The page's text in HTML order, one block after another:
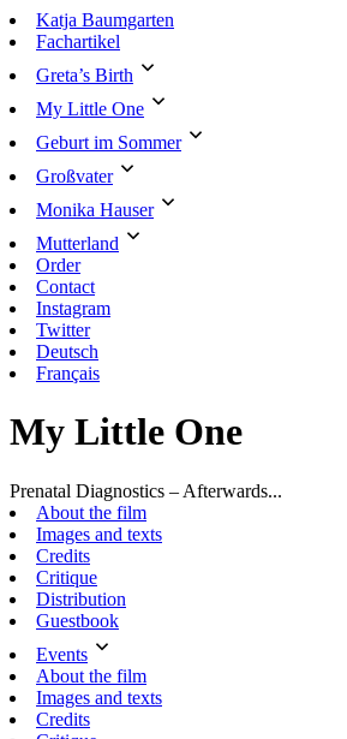
Skip
to
Katja Baumgarten
Fachartikel
Greta’s Birth
My Little One
Geburt im Sommer
Großvater
Monika Hauser
Mutterland
Order
Contact
Instagram
Twitter
Deutsch
Français
My Little One
Prenatal Diagnostics – Afterwards...
About the film
Images and texts
Credits
Critique
Distribution
Guestbook
Events
About the film
Images and texts
Credits